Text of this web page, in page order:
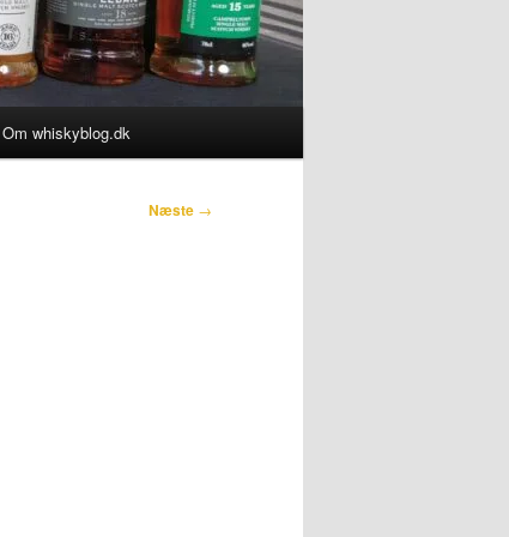
Om whiskyblog.dk
Næste →